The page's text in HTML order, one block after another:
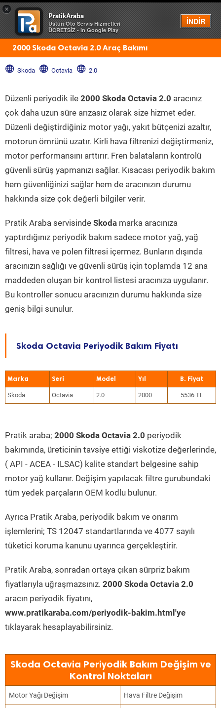
×
PratikAraba
Üstün Oto Servis Hizmetleri
ÜCRETSİZ - In Google Play
İNDİR
Menü
2000 Skoda Octavia 2.0 Araç Bakımı
Skoda Octavia 2.0
Düzenli periyodik ile 2000 Skoda Octavia 2.0 aracınız
çok daha uzun süre arızasız olarak size hizmet eder.
Düzenli değiştirdiğiniz motor yağı, yakıt bütçenizi azaltır,
motorun ömrünü uzatır. Kirli hava filtrenizi değiştirmeniz,
motor performansını arttırır. Fren balataların kontrolü
güvenli sürüş yapmanızı sağlar. Kısacası periyodik bakım
hem güvenliğinizi sağlar hem de aracınızın durumu
hakkında size çok değerli bilgiler verir.
Pratik Araba servisinde Skoda marka aracınıza
yaptırdığınız periyodik bakım sadece motor yağ, yağ
filtresi, hava ve polen filtresi içermez. Bunların dışında
aracınızın sağlığı ve güvenli sürüş için toplamda 12 ana
maddeden oluşan bir kontrol listesi aracınıza uygulanır.
Bu kontroller sonucu aracınızın durumu hakkında size
geniş bilgi sunulur.
Skoda Octavia Periyodik Bakım Fiyatı
Marka Seri Model Yıl
Skoda Octavia 2.0 2000 5536 TL
Pratik araba; 2000 Skoda Octavia 2.0 periyodik
bakımında, üreticinin tavsiye ettiği viskotize değerlerinde,
( API - ACEA - ILSAC) kalite standart belgesine sahip
motor yağ kullanır. Değişim yapılacak filtre gurubundaki
tüm yedek parçaların OEM kodlu bulunur.
Ayrıca Pratik Araba, periyodik bakım ve onarım
işlemlerini; TS 12047 standartlarında ve 4077 sayılı
tüketici koruma kanunu uyarınca gerçekleştirir.
Pratik Araba, sonradan ortaya çıkan sürpriz bakım
fiyatlarıyla uğraşmazsınız. 2000 Skoda Octavia 2.0
aracın periyodik fiyatını,
www.pratikaraba.com/periyodik-bakim.html'ye
tıklayarak hesaplayabilirsiniz.
Skoda Octavia Periyodik Bakım Değişim ve
Kontrol Noktaları
Motor Yağı Değişim Hava Filtre Değişim